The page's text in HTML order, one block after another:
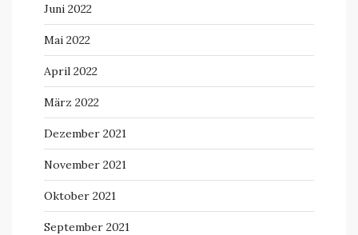
Juni 2022
Mai 2022
April 2022
März 2022
Dezember 2021
November 2021
Oktober 2021
September 2021